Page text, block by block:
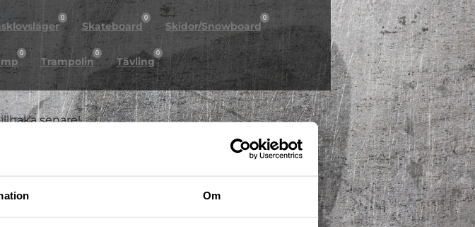
Om
0
Skateboard
0
Skidor/Snowboard
0
0
Trampolin
0
Tävling
0
senare!